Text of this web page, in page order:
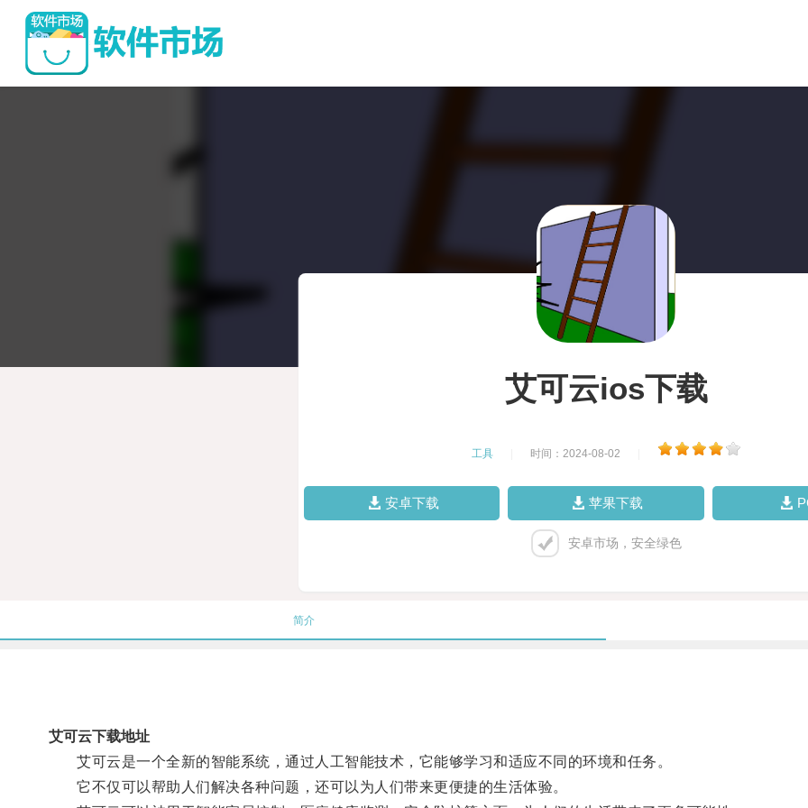
艾可云ios下载
工具 时间：2024-08-02
安卓下载 苹果下载
安卓市场，安全绿色
简介
艾可云下载地址
艾可云是一个全新的智能系统，通过人工智能技术，它能够学习和适应不同的环境和任务。
它不仅可以帮助人们解决各种问题，还可以为人们带来更便捷的生活体验。